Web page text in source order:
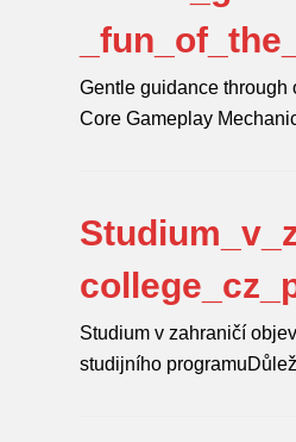
Gentle guidance through
Core Gameplay
Studium v zahraničí
studijního